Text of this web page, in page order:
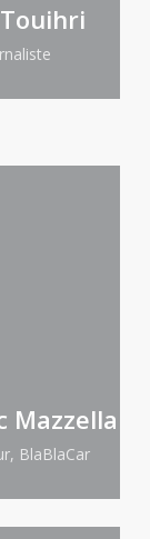
Mazzella
BlaBlaCar